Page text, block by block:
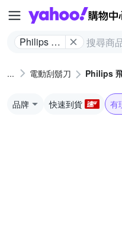
Philips 飛
電動刮鬍刀 Philips
品牌 快速到貨 有